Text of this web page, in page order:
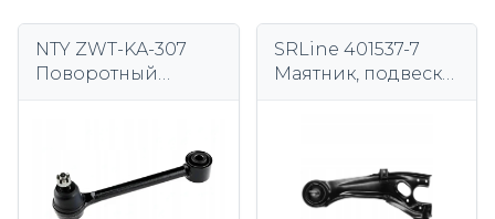
NTY ZWT-KA-307
Поворотный
SRLine 401537-7
Маятник, подвеска